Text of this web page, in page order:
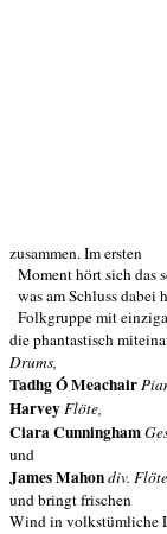
zusammen. Im ersten
Moment hört sich das
was am Schluss dabei
Folkgruppe mit
die phantastisch
Drums,
Tadhg Ó Meachair
HarveyFlöte,
Ciara Cunningham
und
James Mahondiv.
und bringt frischen
Wind in volkstümliche